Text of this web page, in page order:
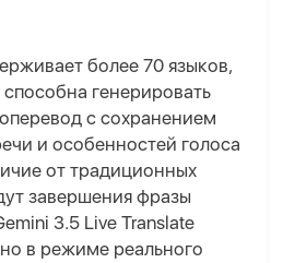
более 70 языков,
генерировать
с сохранением
и особенностей голоса
от традиционных
завершения фразы
3.5 Live Translate
в режиме реального